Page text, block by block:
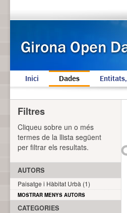
Inici Dades
Filtres
Cliqueu sobre un o més
termes de la llista següent
per filtrar els resultats.
AUTORS
Paisatge i Hàbitat Urbà (1)
MOSTRAR MENYS AUTORS
CATEGORIES